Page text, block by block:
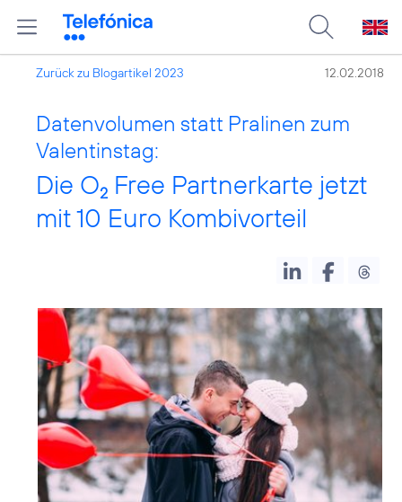
Zurück zu Blogartikel 2023 12.02.2018
Datenvolumen statt Pralinen zum
Valentinstag:
Die O2 Free Partnerkarte jetzt
mit 10 Euro Kombivorteil